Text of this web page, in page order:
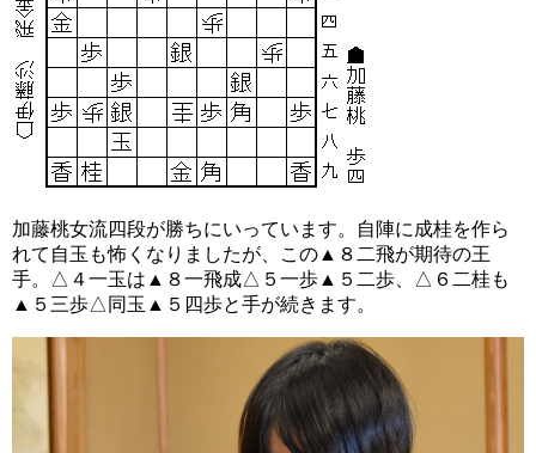
加藤桃女流四段が勝ちにいっています。自陣に成桂を作ら
れて自玉も怖くなりましたが、この▲８二飛が期待の王
手。△４一玉は▲８一飛成△５一歩▲５二歩、△６二桂も
▲５三歩△同玉▲５四歩と手が続きます。